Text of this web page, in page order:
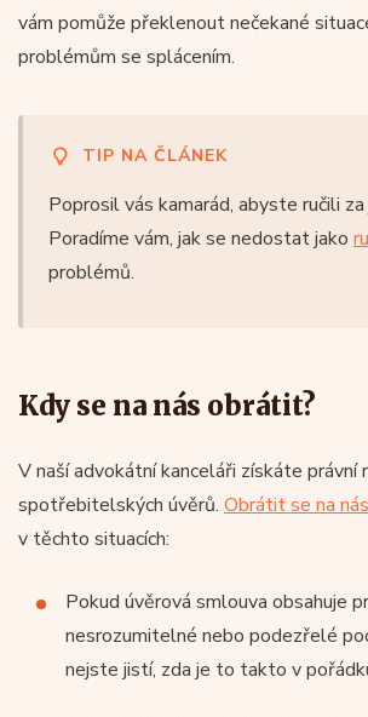
vám pomůže překlenout nečekané
problémům se splácením.
TIP NA ČLÁNEK
Poprosil vás kamarád, abyste ručili
Poradíme vám, jak se nedostat jako
problémů.
Kdy se na nás obrátit?
V naší advokátní kanceláři získáte právní
spotřebitelských úvěrů. Obrátit se na nás
v těchto situacích:
Pokud úvěrová smlouva obsahuje
nesrozumitelné nebo podezřelé
nejste jistí, zda je to takto v